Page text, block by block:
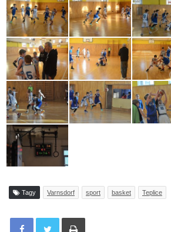
Tagy Varnsdorf sport basket Teplice
Tisknout